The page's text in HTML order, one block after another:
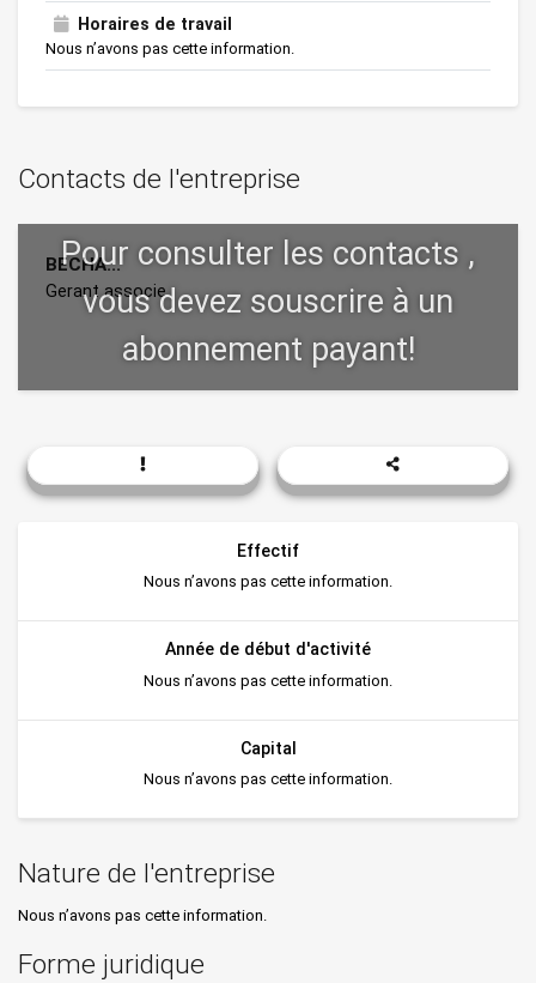
Horaires de travail
Nous n’avons pas cette information.
Contacts de l'entreprise
BECHA...
Gerant associe
Effectif
Nous n’avons pas cette information.
Année de début d'activité
Nous n’avons pas cette information.
Capital
Nous n’avons pas cette information.
Nature de l'entreprise
Nous n’avons pas cette information.
Forme juridique